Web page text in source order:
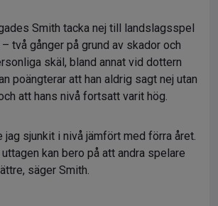
Smith tacka nej till landslagsspel
två gånger på grund av skador och
skäl, bland annat vid dottern
poängterar att han aldrig sagt nej utan
att hans nivå fortsatt varit hög.
jag sjunkit i nivå jämfört med förra året.
kan bero på att andra spelare
säger Smith.